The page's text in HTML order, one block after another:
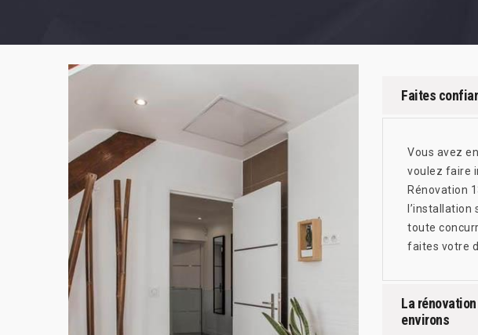
Faites
Vous avez
voulez faire
Rénovation
toute
faites votre
La
environs